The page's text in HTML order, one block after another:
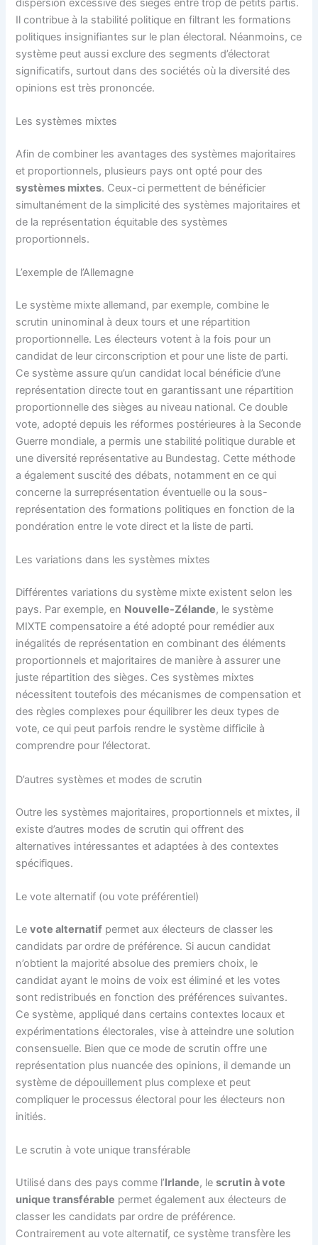
dispersion excessive des sièges entre trop de petits partis.
Il contribue à la stabilité politique en filtrant les formations
politiques insignifiantes sur le plan électoral. Néanmoins, ce
système peut aussi exclure des segments d’électorat
significatifs, surtout dans des sociétés où la diversité des
opinions est très prononcée.
Les systèmes mixtes
Afin de combiner les avantages des systèmes majoritaires
et proportionnels, plusieurs pays ont opté pour des
systèmes mixtes. Ceux-ci permettent de bénéficier
simultanément de la simplicité des systèmes majoritaires et
de la représentation équitable des systèmes
proportionnels.
L’exemple de l’Allemagne
Le système mixte allemand, par exemple, combine le
scrutin uninominal à deux tours et une répartition
proportionnelle. Les électeurs votent à la fois pour un
candidat de leur circonscription et pour une liste de parti.
Ce système assure qu’un candidat local bénéficie d’une
représentation directe tout en garantissant une répartition
proportionnelle des sièges au niveau national. Ce double
vote, adopté depuis les réformes postérieures à la Seconde
Guerre mondiale, a permis une stabilité politique durable et
une diversité représentative au Bundestag. Cette méthode
a également suscité des débats, notamment en ce qui
concerne la surreprésentation éventuelle ou la sous-
représentation des formations politiques en fonction de la
pondération entre le vote direct et la liste de parti.
Les variations dans les systèmes mixtes
Différentes variations du système mixte existent selon les
pays. Par exemple, en Nouvelle-Zélande, le système
MIXTE compensatoire a été adopté pour remédier aux
inégalités de représentation en combinant des éléments
proportionnels et majoritaires de manière à assurer une
juste répartition des sièges. Ces systèmes mixtes
nécessitent toutefois des mécanismes de compensation et
des règles complexes pour équilibrer les deux types de
vote, ce qui peut parfois rendre le système difficile à
comprendre pour l’électorat.
D’autres systèmes et modes de scrutin
Outre les systèmes majoritaires, proportionnels et mixtes, il
existe d’autres modes de scrutin qui offrent des
alternatives intéressantes et adaptées à des contextes
spécifiques.
Le vote alternatif (ou vote préférentiel)
Levote alternatif permet aux électeurs de classer les
candidats par ordre de préférence. Si aucun candidat
n’obtient la majorité absolue des premiers choix, le
candidat ayant le moins de voix est éliminé et les votes
sont redistribués en fonction des préférences suivantes.
Ce système, appliqué dans certains contextes locaux et
expérimentations électorales, vise à atteindre une solution
consensuelle. Bien que ce mode de scrutin offre une
représentation plus nuancée des opinions, il demande un
système de dépouillement plus complexe et peut
compliquer le processus électoral pour les électeurs non
initiés.
Le scrutin à vote unique transférable
Utilisé dans des pays comme l’Irlande, lescrutin à vote
unique transférable permet également aux électeurs de
classer les candidats par ordre de préférence.
Contrairement au vote alternatif, ce système transfère les